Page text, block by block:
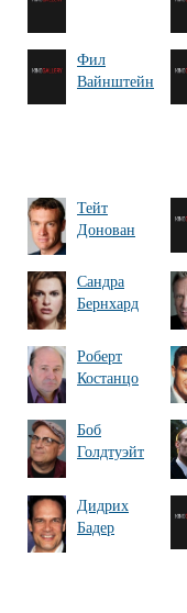
Фил
Вайнштейн
Тейт
Донован
Сандра
Бернхард
Роберт
Костанцо
Боб
Голдтуэйт
Дидрих
Бадер